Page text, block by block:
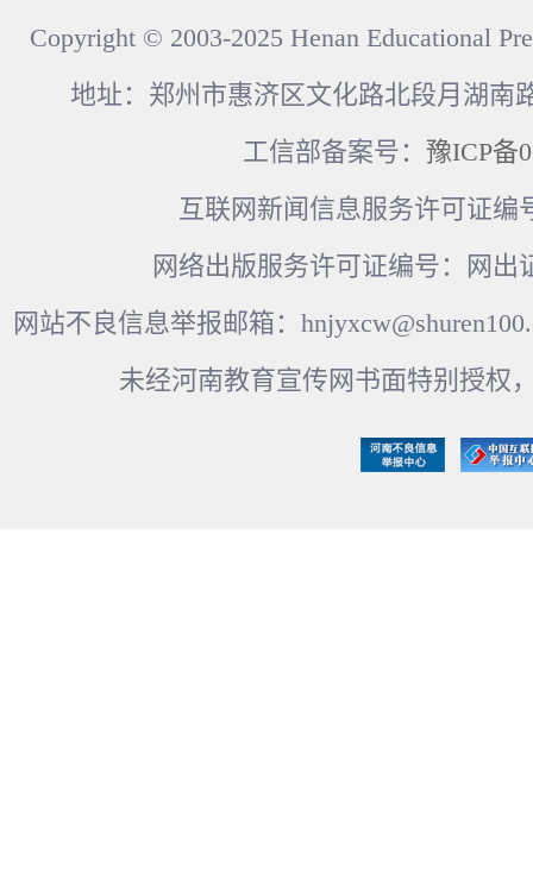
Copyright © 2003-2025 Henan Educational
地址：郑州市惠济区文化路北段月湖南
工信部备案号： 豫ICP备
互联网新闻信息服务许可证编
网络出版服务许可证编号：网出
网站不良信息举报邮箱：
未经河南教育宣传网书面特别授权